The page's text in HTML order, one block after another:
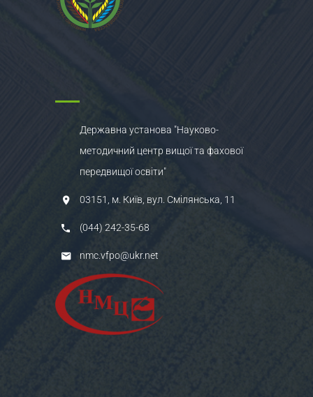
Державна установа "Науково-
методичний центр вищої та фахової
передвищої освіти"
03151, м. Київ, вул. Смілянська, 11
(044) 242-35-68
nmc.vfpo@ukr.net